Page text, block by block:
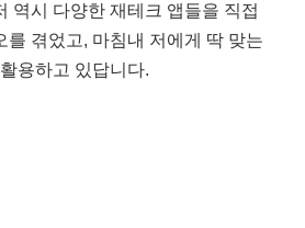
역시 다양한 재테크 앱들을 직접
를 겪었고, 마침내 저에게 딱 맞는
용하고 있답니다.